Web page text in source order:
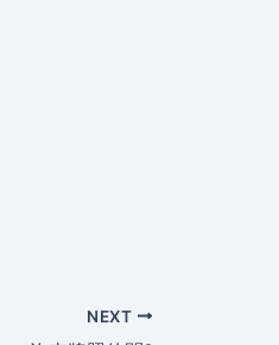
NEXT